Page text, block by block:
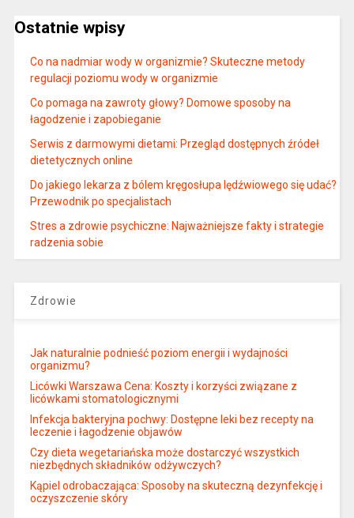
Ostatnie wpisy
Co na nadmiar wody w organizmie? Skuteczne metody
regulacji poziomu wody w organizmie
Co pomaga na zawroty głowy? Domowe sposoby na
łagodzenie i zapobieganie
Serwis z darmowymi dietami: Przegląd dostępnych źródeł
dietetycznych online
Do jakiego lekarza z bólem kręgosłupa lędźwiowego się udać?
Przewodnik po specjalistach
Stres a zdrowie psychiczne: Najważniejsze fakty i strategie
radzenia sobie
Zdrowie
Jak naturalnie podnieść poziom energii i wydajności
organizmu?
Licówki Warszawa Cena: Koszty i korzyści związane z
licówkami stomatologicznymi
Infekcja bakteryjna pochwy: Dostępne leki bez recepty na
leczenie i łagodzenie objawów
Czy dieta wegetariańska może dostarczyć wszystkich
niezbędnych składników odżywczych?
Kąpiel odrobaczająca: Sposoby na skuteczną dezynfekcję i
oczyszczenie skóry